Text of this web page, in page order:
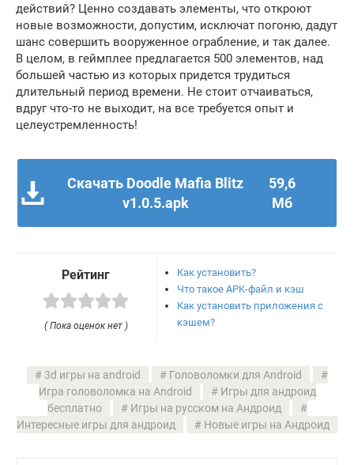
действий? Ценно создавать элементы, что откроют
новые возможности, допустим, исключат погоню, дадут
шанс совершить вооруженное ограбление, и так далее.
В целом, в геймплее предлагается 500 элементов, над
большей частью из которых придется трудиться
длительный период времени. Не стоит отчаиваться,
вдруг что-то не выходит, на все требуется опыт и
целеустремленность!
Скачать Doodle Mafia Blitz
v1.0.5.apk
59,6
Мб
Рейтинг
( Пока оценок нет )
Как установить?
Что такое APK-файл и кэш
Как установить приложения с
кэшем?
3d игры на android
Головоломки для Android
Игра головоломка на Android
Игры для андроид
бесплатно
Игры на русском на Андроид
Интересные игры для андроид
Новые игры на Андроид